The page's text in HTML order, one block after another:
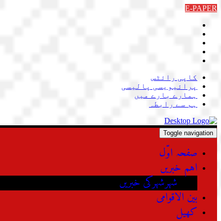
Skip
content
E-PAPER
کاپی رائٹس
پرائیویسی پالیسی
ہمارے بارے میں
ہم سے رابطہ
Toggle navigation
صفحہ اوّل
اہم خبریں
شہرشہرکی خبریں
بین الاقوامی
کھیل